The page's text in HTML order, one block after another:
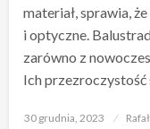
materiał, sprawia,
i optyczne.
zarówno z
Ich przezroczystość
Opublikowane
30 grudnia, 2023 Rafał